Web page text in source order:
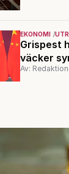
EKONOMI
Grispest
väcker
Av: